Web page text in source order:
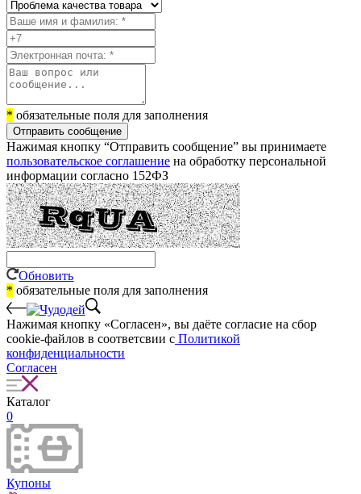
* обязательные поля для заполнения
Отправить сообщение
Нажимая кнопку “Отправить сообщение” вы принимаете
пользовательское соглашение на обработку персональной
информации согласно 152ФЗ
Обновить
* обязательные поля для заполнения
Нажимая кнопку «Согласен», вы даёте cогласие на сбор
cookie-файлов в соответсвии с Политикой
конфиденциальности
Согласен
Каталог
0
Купоны